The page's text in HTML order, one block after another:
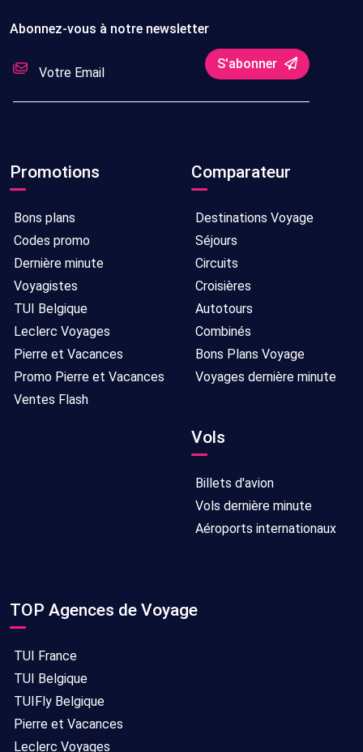
Abonnez-vous à notre newsletter
S'abonner
Promotions
Bons plans
Codes promo
Dernière minute
Voyagistes
TUI Belgique
Leclerc Voyages
Pierre et Vacances
Promo Pierre et Vacances
Ventes Flash
Comparateur
Destinations Voyage
Séjours
Circuits
Croisières
Autotours
Combinés
Bons Plans Voyage
Voyages dernière minute
Vols
Billets d'avion
Vols dernière minute
Aéroports internationaux
TOP Agences de Voyage
TUI France
TUI Belgique
TUIFly Belgique
Pierre et Vacances
Leclerc Voyages